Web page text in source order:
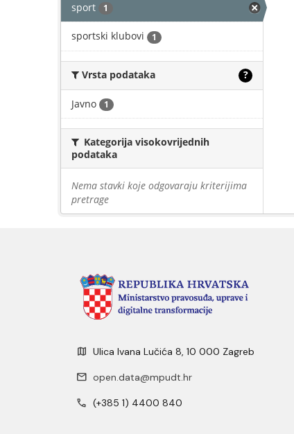
sport 1
sportski klubovi 1
Vrsta podataka ?
Javno 1
Kategorija visokovrijednih
podataka
Nema stavki koje odgovaraju kriterijima
pretrage